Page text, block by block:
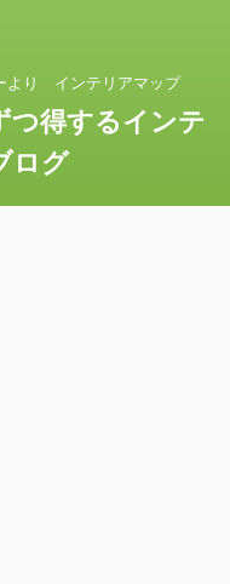
より インテリアマップ
つ得するインテ
ログ